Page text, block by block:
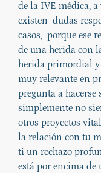
de la IVE médica,
existen dudas
casos, porque ese
de una herida con
herida primordial y
muy relevante en
pregunta a hacerse
simplemente no
otros proyectos
la relación con tu
ti un rechazo
está por encima de